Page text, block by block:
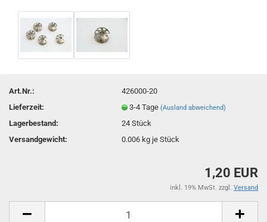
Art.Nr.:
426000-20
Lieferzeit:
3-4 Tage(Ausland abweichend)
Lagerbestand: 24Stück
Versandgewicht:
0.006 kg je Stück
1,20 EUR
inkl. 19% MwSt. zzgl. Versand